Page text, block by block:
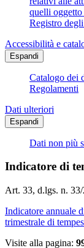
quelli
Registro degli
Accessibilità e
Espandi
Catalogo dei
Regolamenti
Dati ulteriori
Espandi
Dati non più
Indicatore di
Art. 33, d.lgs. n.
Indicatore annuale
trimestrale di
Visite alla pagina: